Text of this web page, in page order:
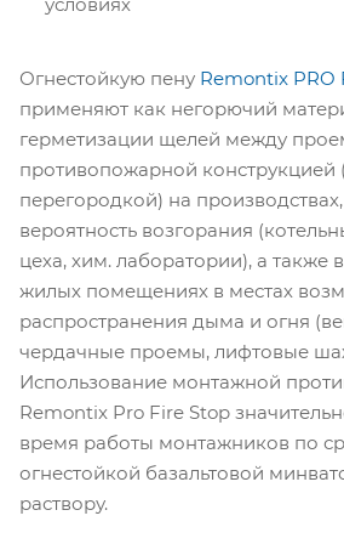
Огнестойкую пену Remontix PRO
применяют как негорючий
герметизации щелей между
противопожарной конструкцией
перегородкой) на
вероятность возгорания
цеха, хим. лаборатории), а также
жилых помещениях в местах
распространения дыма и огня
чердачные проемы, лифтовые
Использование монтажной
Remontix Pro Fire Stop
время работы монтажников по
огнестойкой базальтовой
раствору.